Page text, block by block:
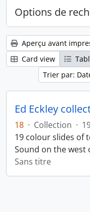
Options de
Aperçu avant
Card view
Trier par:
Ed Eckley
18 · Collection ·
19 colour slides of
Sound on the west
Sans titre